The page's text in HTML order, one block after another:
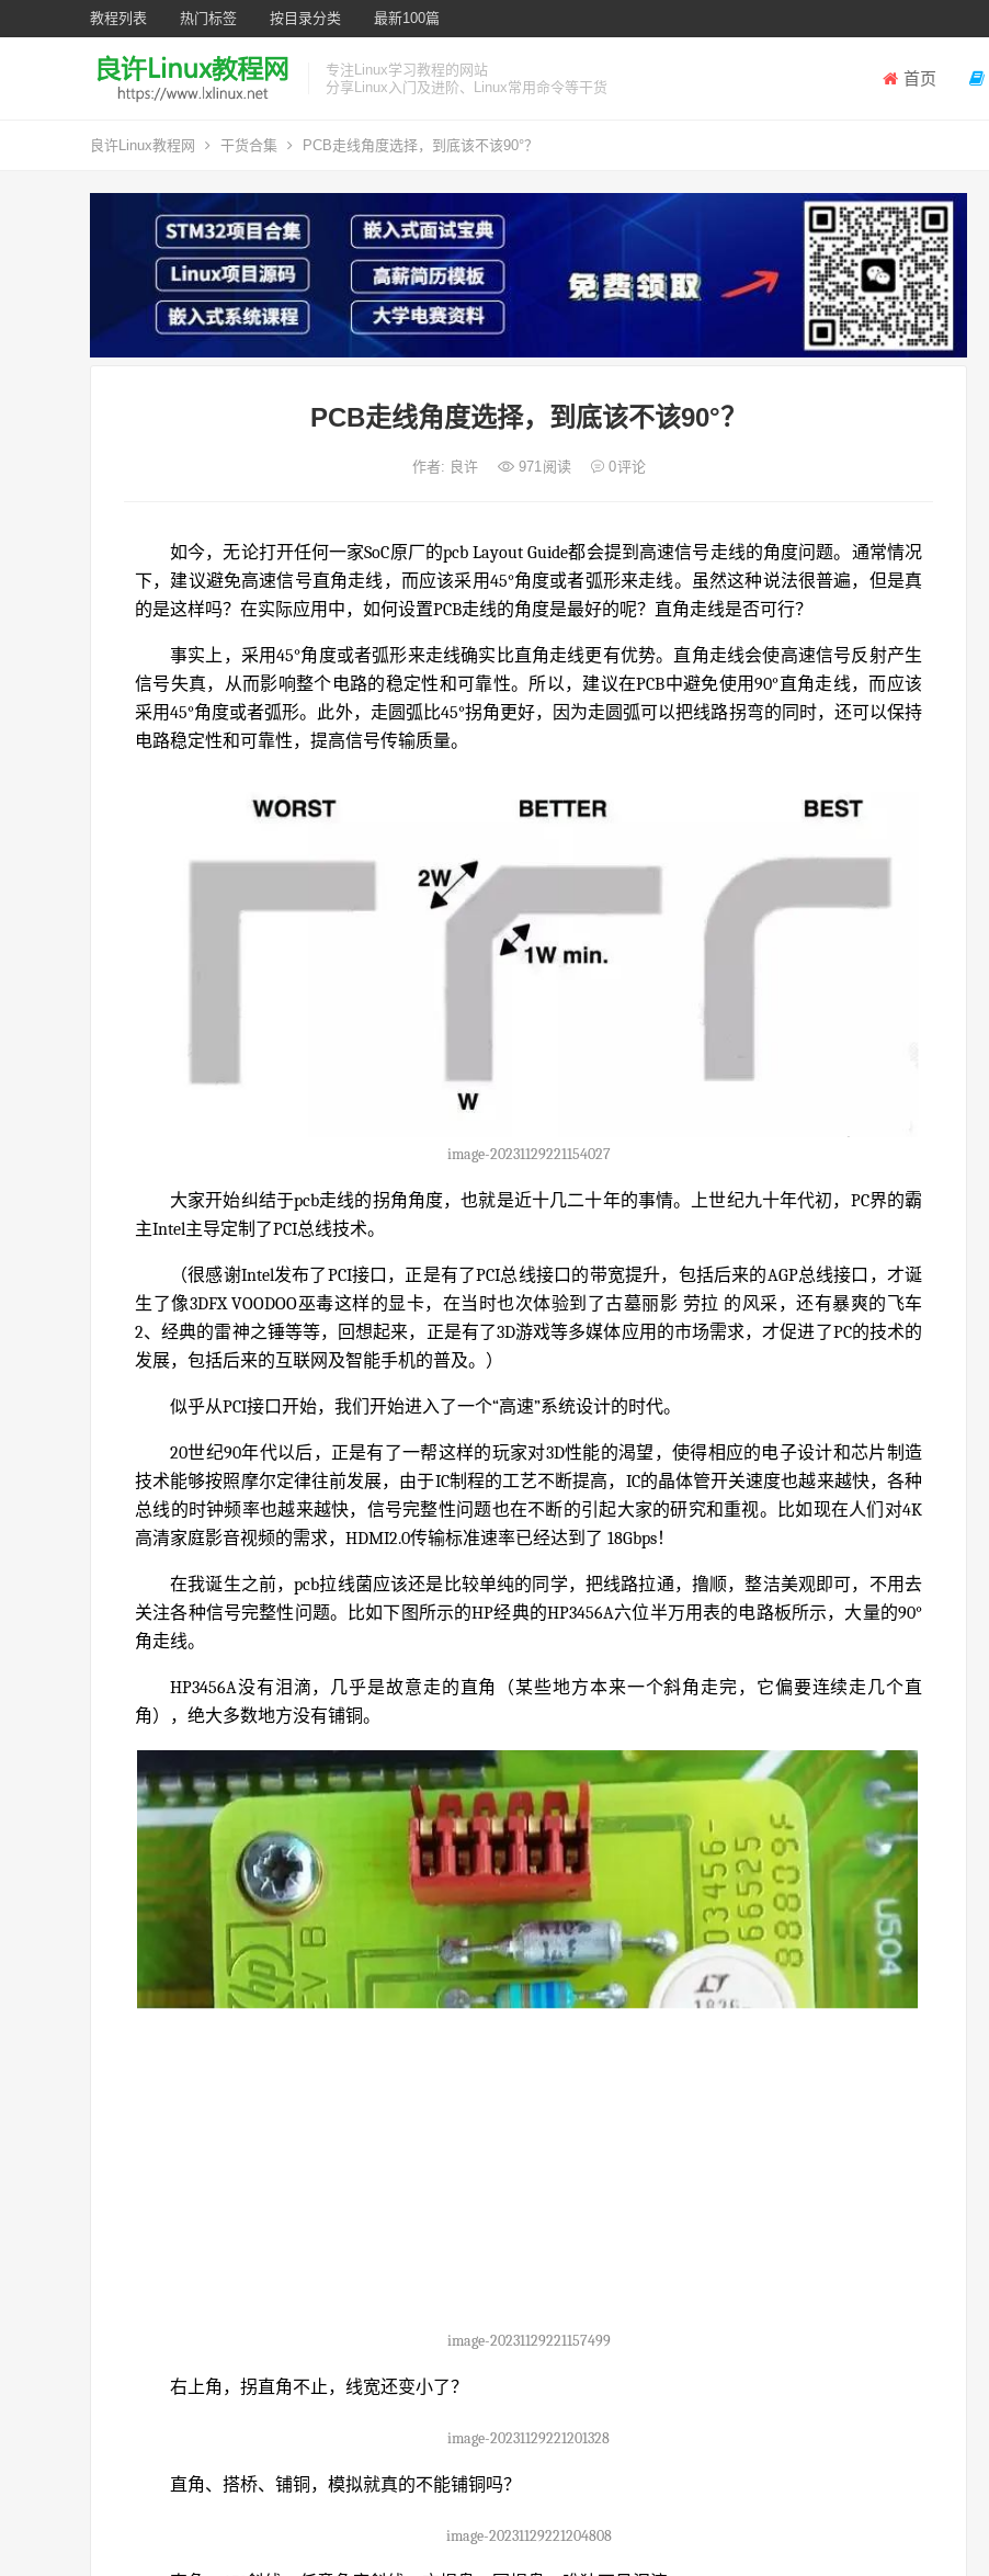
教程列表 热门标签 按目录分类 最新100篇
专注Linux学习教程的网站
分享Linux入门及进阶、Linux常用命令等干货
首页
良许Linux教程网 干货合集 PCB走线角度选择，到底该不该90°？
PCB走线角度选择，到底该不该90°？
作者: 良许 971阅读 0评论
如今，无论打开任何一家SoC原厂的pcb Layout Guide都会提到高速信号走线的角度问题。通常情况
下，建议避免高速信号直角走线，而应该采用45°角度或者弧形来走线。虽然这种说法很普遍，但是真
的是这样吗？在实际应用中，如何设置PCB走线的角度是最好的呢？直角走线是否可行？
事实上，采用45°角度或者弧形来走线确实比直角走线更有优势。直角走线会使高速信号反射产生
信号失真，从而影响整个电路的稳定性和可靠性。所以，建议在PCB中避免使用90°直角走线，而应该
采用45°角度或者弧形。此外，走圆弧比45°拐角更好，因为走圆弧可以把线路拐弯的同时，还可以保持
电路稳定性和可靠性，提高信号传输质量。
image-20231129221154027
大家开始纠结于pcb走线的拐角角度，也就是近十几二十年的事情。上世纪九十年代初，PC界的霸
主Intel主导定制了PCI总线技术。
（很感谢Intel发布了PCI接口，正是有了PCI总线接口的带宽提升，包括后来的AGP总线接口，才诞
生了像3DFX VOODOO巫毒这样的显卡，在当时也次体验到了古墓丽影 劳拉 的风采，还有暴爽的飞车
2、经典的雷神之锤等等，回想起来，正是有了3D游戏等多媒体应用的市场需求，才促进了PC的技术的
发展，包括后来的互联网及智能手机的普及。）
似乎从PCI接口开始，我们开始进入了一个“高速”系统设计的时代。
20世纪90年代以后，正是有了一帮这样的玩家对3D性能的渴望，使得相应的电子设计和芯片制造
技术能够按照摩尔定律往前发展，由于IC制程的工艺不断提高，IC的晶体管开关速度也越来越快，各种
总线的时钟频率也越来越快，信号完整性问题也在不断的引起大家的研究和重视。比如现在人们对4K
高清家庭影音视频的需求，HDMI2.0传输标准速率已经达到了 18Gbps！
在我诞生之前，pcb拉线菌应该还是比较单纯的同学，把线路拉通，撸顺，整洁美观即可，不用去
关注各种信号完整性问题。比如下图所示的HP经典的HP3456A六位半万用表的电路板所示，大量的90°
角走线。
HP3456A没有泪滴，几乎是故意走的直角（某些地方本来一个斜角走完，它偏要连续走几个直
角），绝大多数地方没有铺铜。
image-20231129221157499
右上角，拐直角不止，线宽还变小了？
image-20231129221201328
直角、搭桥、铺铜，模拟就真的不能铺铜吗？
image-20231129221204808